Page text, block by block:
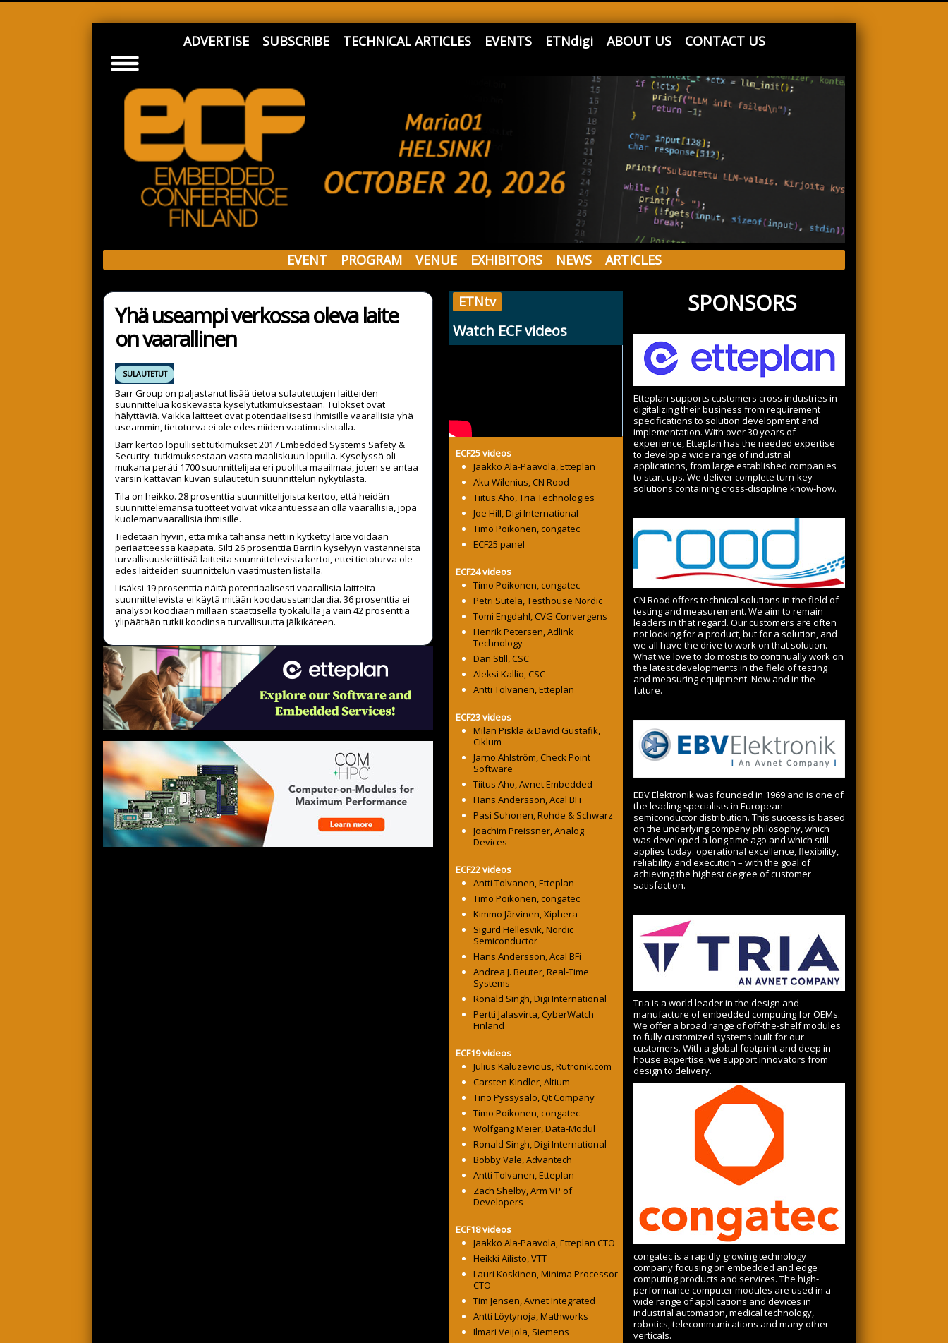
ADVERTISE SUBSCRIBE TECHNICAL ARTICLES EVENTS ETNdigi ABOUT US CONTACT US
EVENT PROGRAM VENUE EXHIBITORS NEWS ARTICLES
Yhä useampi verkossa oleva laite
on vaarallinen
SULAUTETUT
Barr Group on paljastanut lisää tietoa sulautettujen laitteiden
suunnittelua koskevasta kyselytutkimuksestaan. Tulokset ovat
hälyttäviä. Vaikka laitteet ovat potentiaalisesti ihmisille vaarallisia yhä
useammin, tietoturva ei ole edes niiden vaatimuslistalla.
Barr kertoo lopulliset tutkimukset 2017 Embedded Systems Safety &
Security -tutkimuksestaan vasta maaliskuun lopulla. Kyselyssä oli
mukana peräti 1700 suunnittelijaa eri puolilta maailmaa, joten se antaa
varsin kattavan kuvan sulautetun suunnittelun nykytilasta.
Tila on heikko. 28 prosenttia suunnittelijoista kertoo, että heidän
suunnittelemansa tuotteet voivat vikaantuessaan olla vaarallisia, jopa
kuolemanvaarallisia ihmisille.
Tiedetään hyvin, että mikä tahansa nettiin kytketty laite voidaan
periaatteessa kaapata. Silti 26 prosenttia Barriin kyselyyn vastanneista
turvallisuuskriittisiä laitteita suunnittelevista kertoi, ettei tietoturva ole
edes laitteiden suunnittelun vaatimusten listalla.
Lisäksi 19 prosenttia näitä potentiaalisesti vaarallisia laitteita
suunnittelevista ei käytä mitään koodausstandardia. 36 prosenttia ei
analysoi koodiaan millään staattisella työkalulla ja vain 42 prosenttia
ylipäätään tutkii koodinsa turvallisuutta jälkikäteen.
ETNtv
Watch ECF videos
ECF25 videos
Jaakko Ala-Paavola, Etteplan
Aku Wilenius, CN Rood
Tiitus Aho, Tria Technologies
Joe Hill, Digi International
Timo Poikonen, congatec
ECF25 panel
ECF24 videos
Timo Poikonen, congatec
Petri Sutela, Testhouse Nordic
Tomi Engdahl, CVG Convergens
Henrik Petersen, Adlink
Technology
Dan Still, CSC
Aleksi Kallio, CSC
Antti Tolvanen, Etteplan
ECF23 videos
Milan Piskla & David Gustafik,
Ciklum
Jarno Ahlström, Check Point
Software
Tiitus Aho, Avnet Embedded
Hans Andersson, Acal BFi
Pasi Suhonen, Rohde & Schwarz
Joachim Preissner, Analog
Devices
ECF22 videos
Antti Tolvanen, Etteplan
Timo Poikonen, congatec
Kimmo Järvinen, Xiphera
Sigurd Hellesvik, Nordic
Semiconductor
Hans Andersson, Acal BFi
Andrea J. Beuter, Real-Time
Systems
Ronald Singh, Digi International
Pertti Jalasvirta, CyberWatch
Finland
ECF19 videos
Julius Kaluzevicius, Rutronik.com
Carsten Kindler, Altium
Tino Pyssysalo, Qt Company
Timo Poikonen, congatec
Wolfgang Meier, Data-Modul
Ronald Singh, Digi International
Bobby Vale, Advantech
Antti Tolvanen, Etteplan
Zach Shelby, Arm VP of
Developers
ECF18 videos
Jaakko Ala-Paavola, Etteplan CTO
Heikki Ailisto, VTT
Lauri Koskinen, Minima Processor
CTO
Tim Jensen, Avnet Integrated
Antti Löytynoja, Mathworks
Ilmari Veijola, Siemens
SPONSORS
Etteplan supports customers cross industries in
digitalizing their business from requirement
specifications to solution development and
implementation. With over 30 years of
experience, Etteplan has the needed expertise
to develop a wide range of industrial
applications, from large established companies
to start-ups. We deliver complete turn-key
solutions containing cross-discipline know-how.
CN Rood offers technical solutions in the field of
testing and measurement. We aim to remain
leaders in that regard. Our customers are often
not looking for a product, but for a solution, and
we all have the drive to work on that solution.
What we love to do most is to continually work on
the latest developments in the field of testing
and measuring equipment. Now and in the
future.
EBV Elektronik was founded in 1969 and is one of
the leading specialists in European
semiconductor distribution. This success is based
on the underlying company philosophy, which
was developed a long time ago and which still
applies today: operational excellence, flexibility,
reliability and execution – with the goal of
achieving the highest degree of customer
satisfaction.
Tria is a world leader in the design and
manufacture of embedded computing for OEMs.
We offer a broad range of off-the-shelf modules
to fully customized systems built for our
customers. With a global footprint and deep in-
house expertise, we support innovators from
design to delivery.
congatec is a rapidly growing technology
company focusing on embedded and edge
computing products and services. The high-
performance computer modules are used in a
wide range of applications and devices in
industrial automation, medical technology,
robotics, telecommunications and many other
verticals.